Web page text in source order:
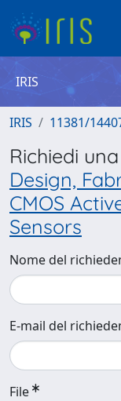
IRIS
IRIS 11381/
Richiedi
Design,
CMOS
Sensors
Nome del
E-mail del
File